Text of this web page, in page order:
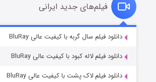
قسمت۷ (زیرنویس) منتشر شد
فیلم‌های جدید ایرانی
دانلود فیلم سال گربه با کیفیت عالی BluRay
دانلود فیلم لاله کبود با کیفیت عالی BluRay
دانلود فیلم لاک پشت با کیفیت عالی BluRay